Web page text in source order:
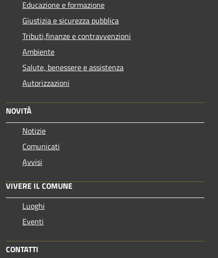
Educazione e formazione
Giustizia e sicurezza pubblica
Tributi,finanze e contravvenzioni
Ambiente
Salute, benessere e assistenza
Autorizzazioni
NOVITÀ
Notizie
Comunicati
Avvisi
VIVERE IL COMUNE
Luoghi
Eventi
CONTATTI